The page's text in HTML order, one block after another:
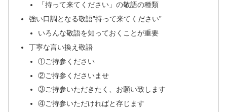
「持って来てください」の敬語の種類
強い口調となる敬語”持って来てください”
いろんな敬語を知っておくことが重要
丁寧な言い換え敬語
①ご持参ください
②ご持参くださいませ
③ご持参いただきたく、お願い致します
④ご持参いただければと存じます